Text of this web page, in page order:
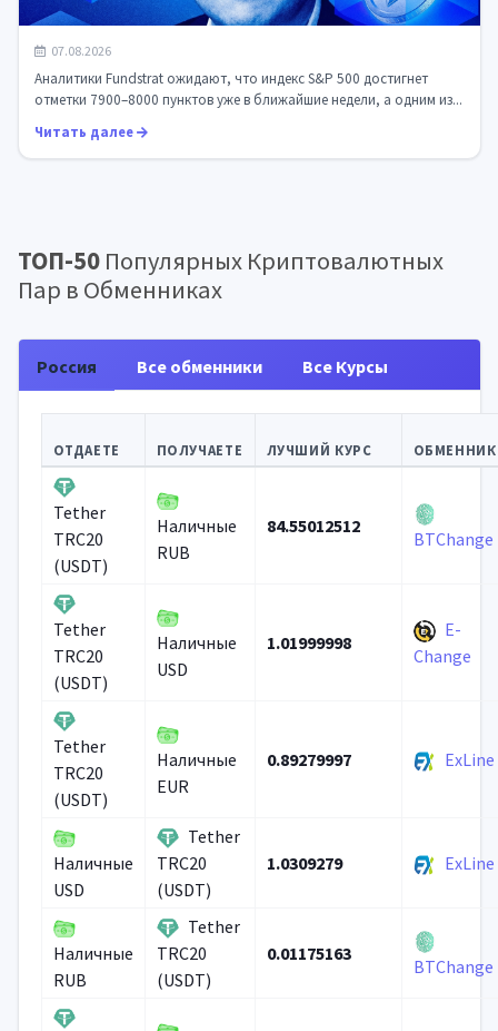
Прогноз Fundstrat: S&P 500 на пути к 8000 пунктам, а
Ethereum — в списке лидеров...
07.08.2026
Аналитики Fundstrat ожидают, что индекс S&P 500 достигнет
отметки 7900–8000 пунктов уже в ближайшие недели, а одним из...
Читать далее
ТОП-50Популярных Криптовалютных
Пар в Обменниках
Россия Все обменники Все Курсы
ОТДАЕТЕ ПОЛУЧАЕТЕ ЛУЧШИЙ КУРС ОБМЕННИК
Tether
TRC20
(USDT)
Наличные
RUB
84.55012512
BTChange
Tether
TRC20
(USDT)
Наличные
USD
1.01999998
E-
Change
Tether
TRC20
(USDT)
Наличные
EUR
0.89279997 ExLine
Наличные
USD
Tether
TRC20
(USDT)
1.0309279 ExLine
Наличные
RUB
Tether
TRC20
(USDT)
0.01175163
BTChange